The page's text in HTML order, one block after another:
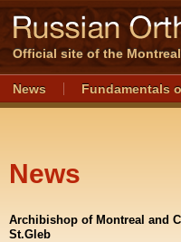
Official site of the
News Fundamentals
News
Archibishop of Montreal and
St.Gleb